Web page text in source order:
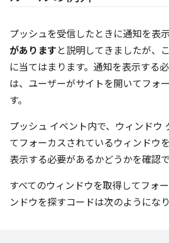
プッシュを受信したときに通知を表
があります と説明してきましたが、
に当てはまります。通知を表示する
は、ユーザーがサイトを開いてフォ
す。
プッシュ イベント内で、ウィンドウ
てフォーカスされているウィンドウ
表示する必要があるかどうかを確認で
すべてのウィンドウを取得してフォ
ンドウを探すコードは次のようになり